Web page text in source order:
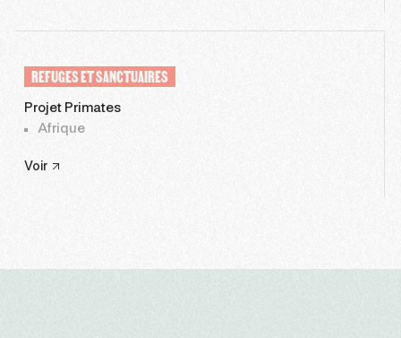
REFUGES ET SANCTUAIRES
Projet Primates
Afrique
Voir